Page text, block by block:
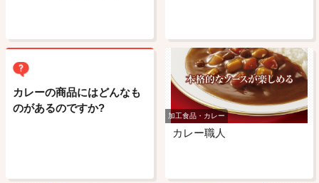
カレーの商品にはどんなも
のがあるのですか?
加工食品・カレー
カレー職人